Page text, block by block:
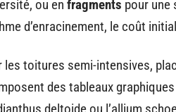
ou en fragments pour une
d’enracinement, le coût
les toitures semi-intensives,
des tableaux